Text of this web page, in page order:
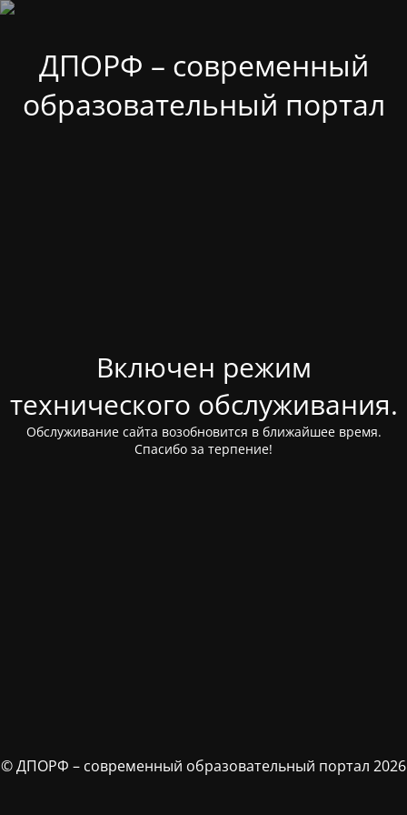
ДПОРФ – современный
образовательный портал
Включен режим
технического обслуживания.
Обслуживание сайта возобновится в ближайшее время.
Спасибо за терпение!
© ДПОРФ – современный образовательный портал 2026